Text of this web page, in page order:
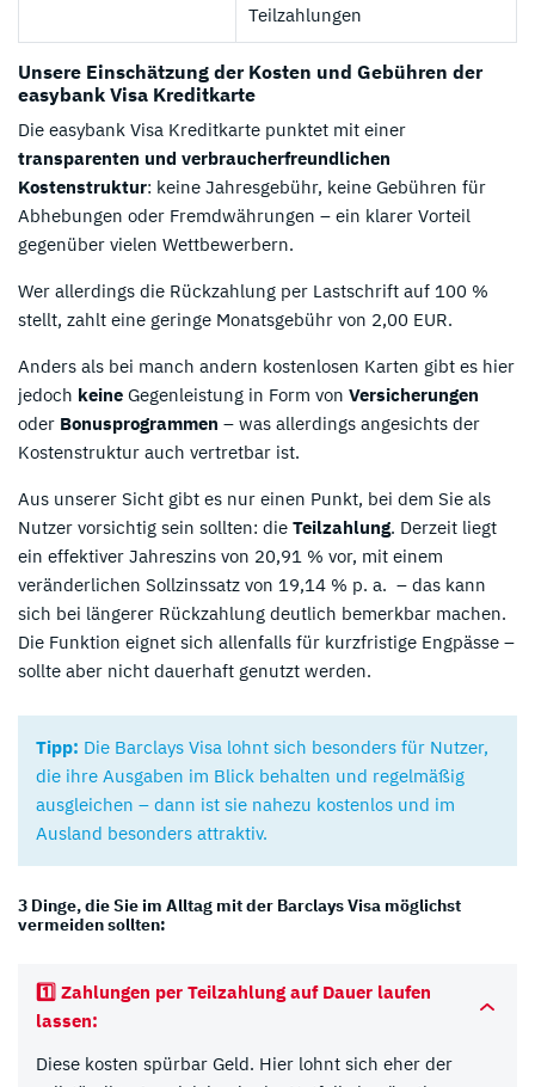
Teilzahlungen
Unsere Einschätzung der Kosten und Gebühren der
easybank Visa Kreditkarte
Die easybank Visa Kreditkarte punktet mit einer
transparenten und verbraucherfreundlichen
Kostenstruktur: keine Jahresgebühr, keine Gebühren für
Abhebungen oder Fremdwährungen – ein klarer Vorteil
gegenüber vielen Wettbewerbern.
Wer allerdings die Rückzahlung per Lastschrift auf 100 %
stellt, zahlt eine geringe Monatsgebühr von 2,00 EUR.
Anders als bei manch andern kostenlosen Karten gibt es hier
jedoch keine Gegenleistung in Form von Versicherungen
oder Bonusprogrammen – was allerdings angesichts der
Kostenstruktur auch vertretbar ist.
Aus unserer Sicht gibt es nur einen Punkt, bei dem Sie als
Nutzer vorsichtig sein sollten: die Teilzahlung. Derzeit liegt
ein effektiver Jahreszins von 20,91 % vor, mit einem
veränderlichen Sollzinssatz von 19,14 % p. a. – das kann
sich bei längerer Rückzahlung deutlich bemerkbar machen.
Die Funktion eignet sich allenfalls für kurzfristige Engpässe –
sollte aber nicht dauerhaft genutzt werden.
Tipp: Die Barclays Visa lohnt sich besonders für Nutzer,
die ihre Ausgaben im Blick behalten und regelmäßig
ausgleichen – dann ist sie nahezu kostenlos und im
Ausland besonders attraktiv.
3 Dinge, die Sie im Alltag mit der Barclays Visa möglichst
vermeiden sollten:
1️⃣ Zahlungen per Teilzahlung auf Dauer laufen
lassen:
Diese kosten spürbar Geld. Hier lohnt sich eher der